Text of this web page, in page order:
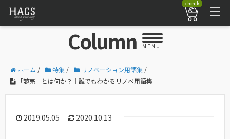
check
Column MENU
ホーム / 特集 / リノベーション用語集 /
「競売」とは何か？｜誰でもわかるリノベ用語集
2019.05.05 2020.10.13